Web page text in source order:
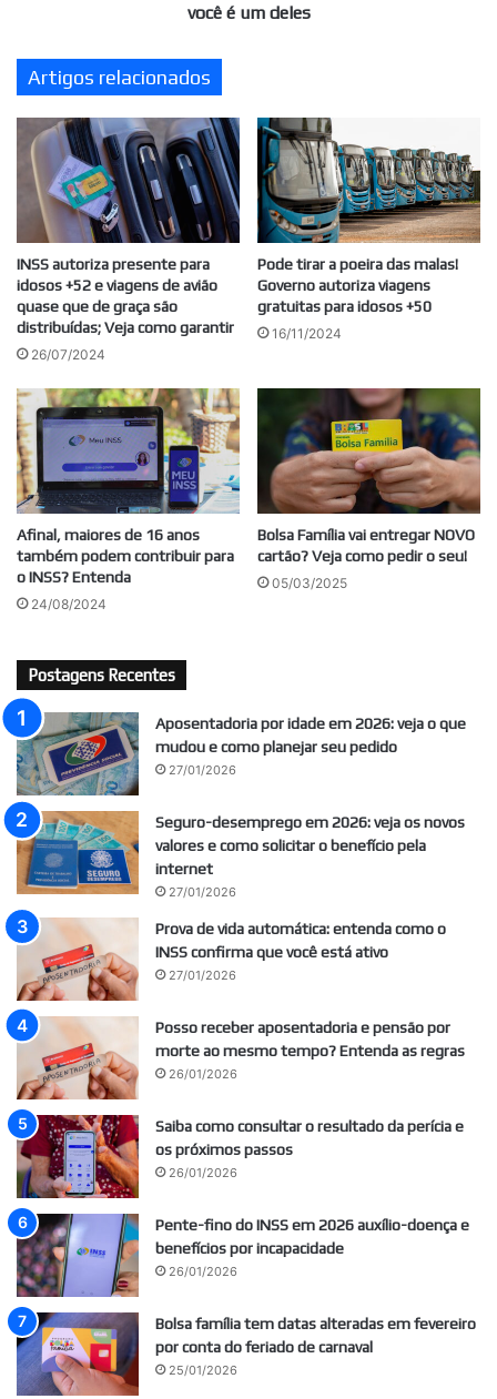
você é um deles
Artigos relacionados
INSS autoriza presente para
idosos +52 e viagens de avião
quase que de graça são
distribuídas; Veja como garantir
26/07/2024
Pode tirar a poeira das malas!
Governo autoriza viagens
gratuitas para idosos +50
16/11/2024
Afinal, maiores de 16 anos
também podem contribuir para
o INSS? Entenda
24/08/2024
Bolsa Família vai entregar NOVO
cartão? Veja como pedir o seu!
05/03/2025
Postagens Recentes
Aposentadoria por idade em 2026: veja o que
mudou e como planejar seu pedido
27/01/2026
Seguro-desemprego em 2026: veja os novos
valores e como solicitar o benefício pela
internet
27/01/2026
Prova de vida automática: entenda como o
INSS confirma que você está ativo
27/01/2026
Posso receber aposentadoria e pensão por
morte ao mesmo tempo? Entenda as regras
26/01/2026
Saiba como consultar o resultado da perícia e
os próximos passos
26/01/2026
Pente-fino do INSS em 2026 auxílio-doença e
benefícios por incapacidade
26/01/2026
Bolsa família tem datas alteradas em fevereiro
por conta do feriado de carnaval
25/01/2026